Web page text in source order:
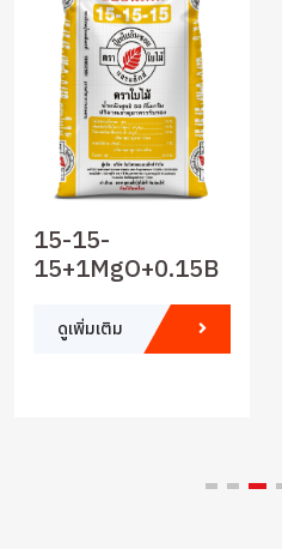
15-15-
15+1MgO+0.15B
ดูเพิ่มเติม